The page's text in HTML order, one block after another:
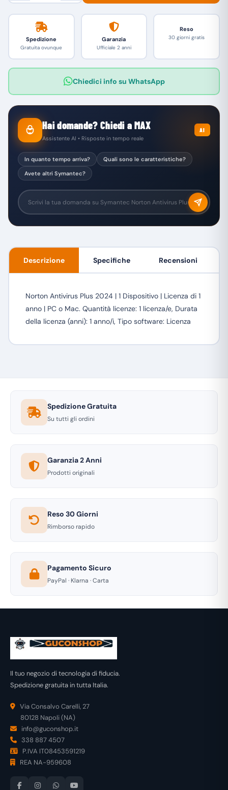
Spedizione
Gratuita ovunque
Garanzia
Ufficiale 2 anni
Reso
30 giorni gratis
Chiedici info su WhatsApp
Hai domande? Chiedi a MAX
Assistente AI • Risposte in tempo reale
AI
In quanto tempo arriva?
Quali sono le caratteristiche?
Avete altri Symantec?
Descrizione Specifiche Recensioni
Norton Antivirus Plus 2024 | 1 Dispositivo | Licenza di 1
anno | PC o Mac. Quantità licenze: 1 licenza/e, Durata
della licenza (anni): 1 anno/i, Tipo software: Licenza
Spedizione Gratuita
Su tutti gli ordini
Garanzia 2 Anni
Prodotti originali
Reso 30 Giorni
Rimborso rapido
Pagamento Sicuro
PayPal · Klarna · Carta
Il tuo negozio di tecnologia di fiducia.
Spedizione gratuita in tutta Italia.
Via Consalvo Carelli, 27
80128 Napoli (NA)
info@guconshop.it
338 887 4507
P.IVA IT08453591219
REA NA-959608